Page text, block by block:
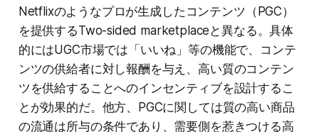
Netflixのようなプロが生成したコンテンツ（PGC）
を提供するTwo-sided marketplaceと異なる。具体
的にはUGC市場では「いいね」等の機能で、コンテ
ンツの供給者に対し報酬を与え、高い質のコンテン
ツを供給することへのインセンティブを設計するこ
とが効果的だ。他方、PGCに関しては質の高い商品
の流通は所与の条件であり、需要側を惹きつける高